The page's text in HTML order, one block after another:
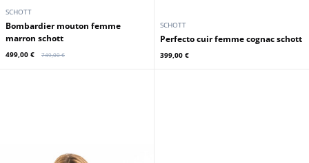
SCHOTT
bombardier mouton femme
marron schott
499,00 € 749,00 €
SCHOTT
Perfecto cuir femme cognac schott
399,00 €